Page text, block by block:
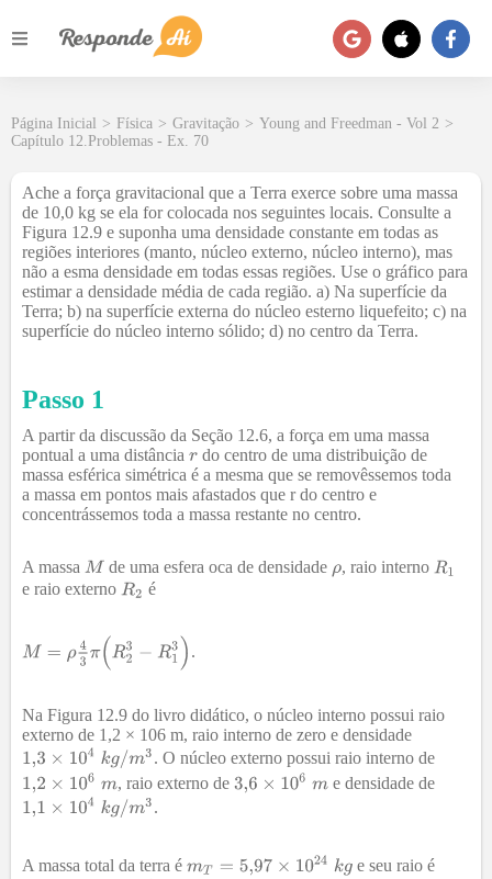
Página Inicial > Física > Gravitação > Young and Freedman - Vol 2 >
Capítulo 12.Problemas - Ex. 70
Ache a força gravitacional que a Terra exerce sobre uma massa
de 10,0 kg se ela for colocada nos seguintes locais. Consulte a
Figura 12.9 e suponha uma densidade constante em todas as
regiões interiores (manto, núcleo externo, núcleo interno), mas
não a esma densidade em todas essas regiões. Use o gráfico para
estimar a densidade média de cada região. a) Na superfície da
Terra; b) na superfície externa do núcleo esterno liquefeito; c) na
superfície do núcleo interno sólido; d) no centro da Terra.
Passo 1
A partir da discussão da Seção 12.6, a força em uma massa
pontual a uma distância
do centro de uma distribuição de
massa esférica simétrica é a mesma que se removêssemos toda
a massa em pontos mais afastados que r do centro e
concentrássemos toda a massa restante no centro.
A massa de uma esfera oca de densidade
, raio interno
e raio externo
é
.
Na Figura 12.9 do livro didático, o núcleo interno possui raio
externo de 1,2 × 106 m, raio interno de zero e densidade
. O núcleo externo possui raio interno de
, raio externo de
e densidade de
.
A massa total da terra é
e seu raio é